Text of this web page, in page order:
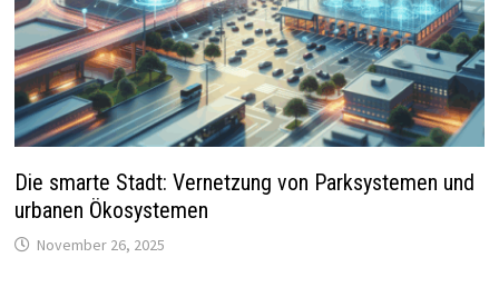
Die smarte Stadt: Vernetzung von Parksystemen und
urbanen Ökosystemen
November 26, 2025